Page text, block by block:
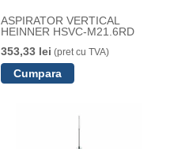
ASPIRATOR VERTICAL
HEINNER HSVC-M21.6RD
353,33 lei (pret cu TVA)